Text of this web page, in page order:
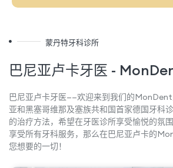
蒙丹特牙科诊所
巴尼亚卢卡牙医 -
巴尼亚卢卡牙医——欢迎来到我们的
亚和黑塞哥维那及塞族共和国首家德国牙科
的治疗方法，希望在牙医诊所享受愉悦的氛
享受所有牙科服务，那么在巴尼亚卢卡的
您想要的一切！